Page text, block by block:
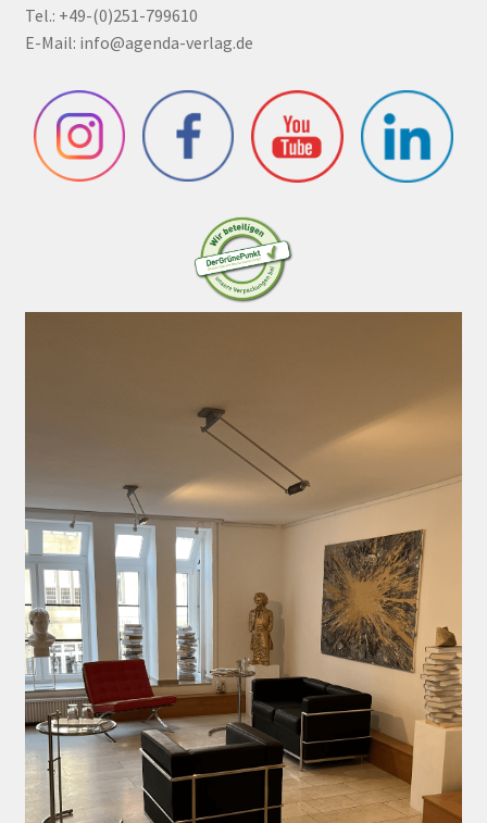
Tel.: +49-(0)251-799610
E-Mail: info@agenda-verlag.de